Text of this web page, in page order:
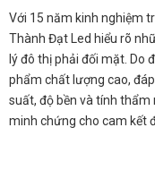
Với 15 năm kinh nghiệm
Thành Đạt Led hiểu rõ
lý đô thị phải đối mặt. Do
phẩm chất lượng cao,
suất, độ bền và tính thẩm
minh chứng cho cam kết